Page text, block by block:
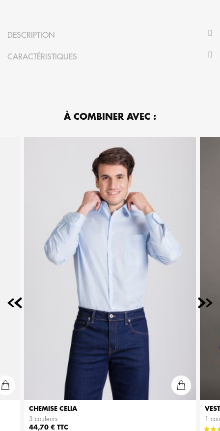
DESCRIPTION
CARACTÉRISTIQUES
À COMBINER AVEC :
CHEMISE CELIA
3 couleurs
Prix
44,70 € TTC
1